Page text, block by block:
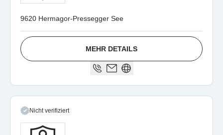
9620 Hermagor-Pressegger See
MEHR DETAILS
Nicht verifiziert